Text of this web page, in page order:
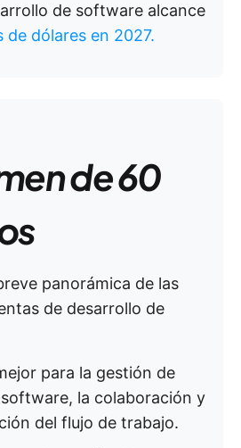
de software alcance
de dólares en 2027.
de 60
panorámica de las
de desarrollo de
para la gestión de
la colaboración y
del flujo de trabajo.